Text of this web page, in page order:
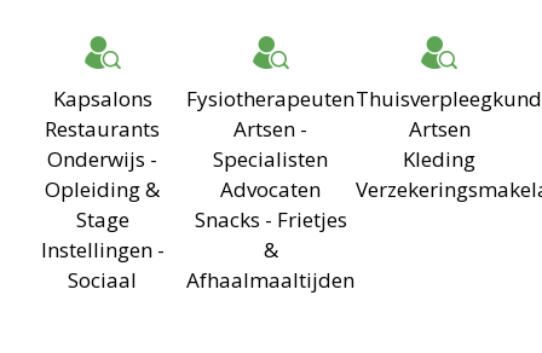
Kapsalons
Restaurants
Onderwijs -
Opleiding &
Stage
Instellingen -
Sociaal
Fysiotherapeuten
Artsen -
Specialisten
Advocaten
Snacks - Frietjes
&
Afhaalmaaltijden
Artsen
Kleding